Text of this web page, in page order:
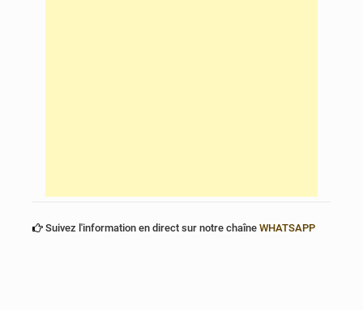
Suivez l'information en direct sur notre chaîne WHATSAPP